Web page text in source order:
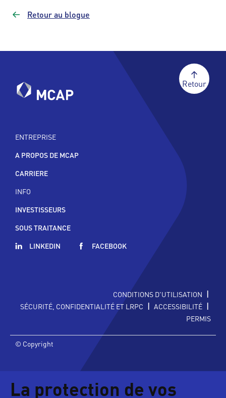
Retour au blogue
ENTREPRISE
A PROPOS DE MCAP
CARRIERE
INFO
INVESTISSEURS
SOUS TRAITANCE
LINKEDIN
FACEBOOK
Retour
CONDITIONS D'UTILISATION |
SÉCURITÉ, CONFIDENTIALITÉ ET LRPC | ACCESSIBILITÉ |
PERMIS
© Copyright
La protection de vos